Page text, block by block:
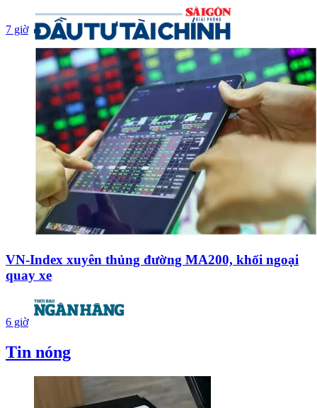
7 giờ
VN-Index xuyên thủng đường MA200, khối ngoại
quay xe
6 giờ
Tin nóng